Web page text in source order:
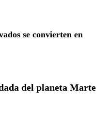
se convierten en
del planeta Marte